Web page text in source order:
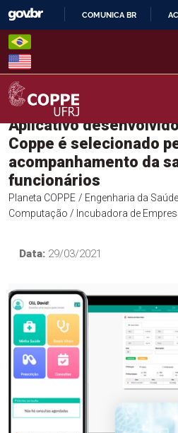
Skip
content
O
COMUNICA BR
COPPE – UFRJ
Aplicativo
Coppe é selecionado
acompanhamento da
funcionários
Planeta COPPE / Engenharia da Saúde
Computação / Incubadora de
Data: 29/03/2021